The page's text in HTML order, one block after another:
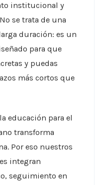
institucional y
se trata de una
duración: es un
para que
y puedas
más cortos que
educación para el
transforma
Por eso nuestros
integran
seguimiento en